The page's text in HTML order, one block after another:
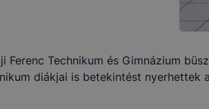
Ferenc Technikum és Gimnázium
diákjai is betekintést